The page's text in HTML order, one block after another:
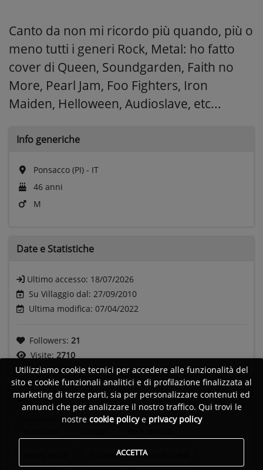
Canto da non mi ricordo più quando, più o
meno tutti i generi Rock, Metal: ho fatto
cover di Queen, Soundgarden, Faith no
More, Pearl Jam, Foo Fighters, Iron
Maiden, Helloween, Audioslave, etc...
Info generiche
Ponsacco (PI) - IT
46 anni
M
Date e Statistiche
Ultimo accesso: 18/07/2026
Su Villaggio dal: 27/09/2010
Ultima modifica: 07/04/2022
Followers: 21
Visite: 2710
Generi
Nu metal Thrash metal
Utilizziamo cookie tecnici per accedere alle funzionalità del
sito e cookie funzionali analitici e di profilazione finalizzata al
marketing di terze parti, sia per personalizzare contenuti ed
annunci che per analizzare il nostro traffico. Qui trovi le
nostre cookie policye privacy policy
ACCETTA